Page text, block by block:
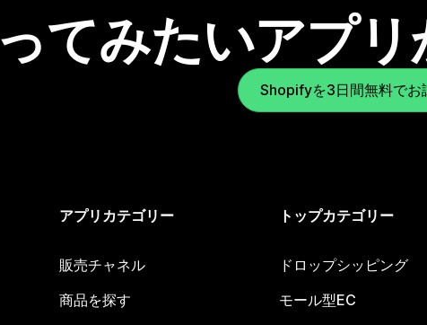
てみたいアプリ
Shopifyを3日間無料でお
アプリカテゴリー
販売チャネル
商品を探す
トップカテゴリー
ドロップシッピング
モール型EC